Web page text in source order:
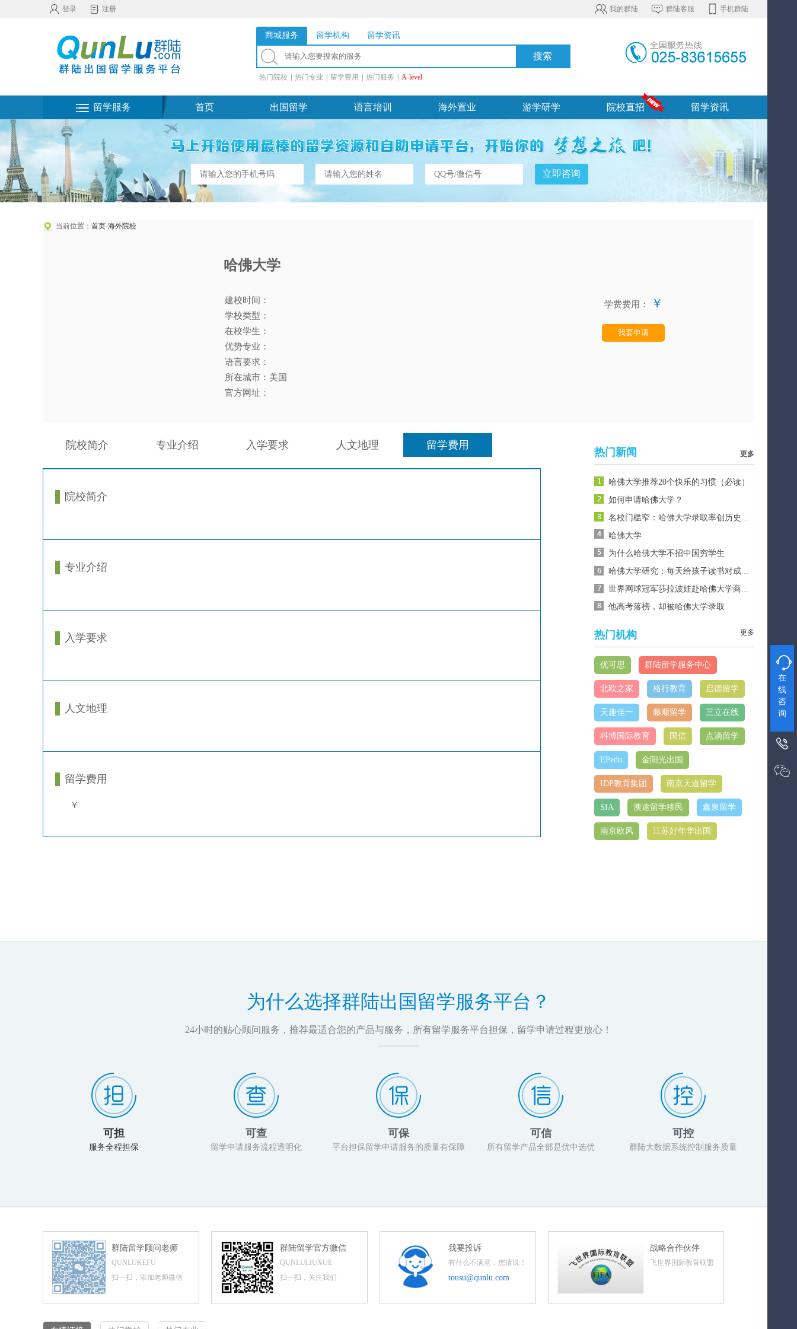
登录 注册 我的群陆 群陆客服 手机群陆
商城服务 留学机构 留学资讯
热门院校 热门专业 留学费用 热门服务 A-level
留学服务 首页 出国留学 语言培训 海外置业 游学研学 院校直招 留学资讯
当前位置： 首页-海外院校
哈佛大学
建校时间：
学校类型：
在校学生：
优势专业：
语言要求：
所在城市：美国
官方网址：
学费费用： ￥
我要申请
院校简介 专业介绍 入学要求 人文地理 留学费用
院校简介
专业介绍
入学要求
人文地理
留学费用
￥
热门新闻 更多
哈佛大学推荐20个快乐的习惯（必读）
如何申请哈佛大学？
名校门槛窄：哈佛大学录取率创历史最低
哈佛大学
为什么哈佛大学不招中国穷学生
哈佛大学研究：每天给孩子读书对成绩无影响
世界网球冠军莎拉波娃赴哈佛大学商学院进修
他高考落榜，却被哈佛大学录取
热门机构 更多
优可思 群陆留学服务中心
北欧之家 格行教育 启德留学
天趣佳一 藤顺留学 三立在线
科博国际教育 国信 点滴留学
EPedu 金阳光出国
IDP教育集团 南京天道留学
SIA 澳途留学移民 鑫泉留学
南京欧风 江苏好年华出国
为什么选择群陆出国留学服务平台？
24小时的贴心顾问服务，推荐最适合您的产品与服务，所有留学服务平台担保，留学申请过程更放心！
可担
服务全程担保
可查
留学申请服务流程透明化
可保
平台担保留学申请服务的质量有保障
可信
所有留学产品全部是优中选优
可控
群陆大数据系统控制服务质量
群陆留学顾问老师
QUNLUKEFU
扫一扫，添加老师微信
群陆留学官方微信
QUNLULIUXUE
扫一扫，关注我们
我要投诉
有什么不满意，您请说！
tousu@qunlu.com
战略合作伙伴
飞世界国际教育联盟

在
线
咨
询

